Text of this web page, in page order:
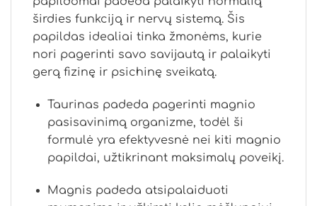
širdies funkciją ir nervų sistemą. Šis
papildas idealiai tinka žmonėms, kurie
nori pagerinti savo savijautą ir palaikyti
gerą fizinę ir psichinę sveikatą.
Taurinas padeda pagerinti magnio
pasisavinimą organizme, todėl ši
formulė yra efektyvesnė nei kiti magnio
papildai, užtikrinant maksimalų poveikį.
Magnis padeda atsipalaiduoti